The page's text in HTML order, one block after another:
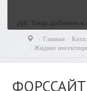
руб. Товар добавлен в
Главная
Жидкие